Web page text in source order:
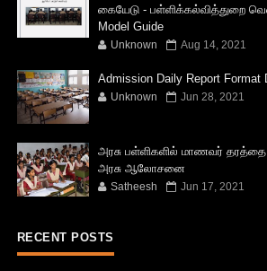
கையேடு - பள்ளிக்கல்வித்துறை
Model Guide
Unknown Aug 14, 2021
Admission Daily Report Format
Unknown Jun 28, 2021
அரசு பள்ளிகளில் மாணவர் தரத்தை
அரசு ஆலோசனை
Satheesh Jun 17, 2021
RECENT POSTS